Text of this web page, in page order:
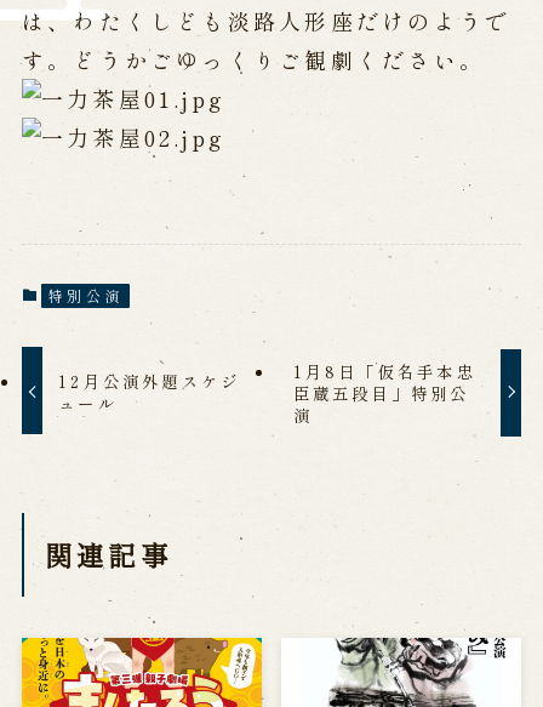
は、わたくしども淡路人形座だけのようで
す。どうかごゆっくりご観劇ください。
特別公演
12月公演外題スケジ
ュール
1月8日「仮名手本忠
臣蔵五段目」特別公
演
関連記事